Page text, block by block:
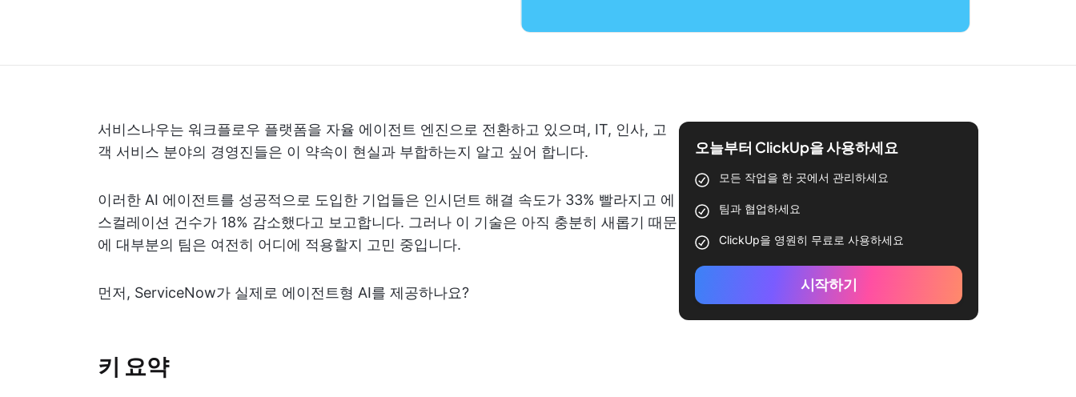
서비스나우는 워크플로우 플랫폼을 자율 에이전트 엔진으로 전환하고 있으며, IT, 인사, 고
객 서비스 분야의 경영진들은 이 약속이 현실과 부합하는지 알고 싶어 합니다.
이러한 AI 에이전트를 성공적으로 도입한 기업들은 인시던트 해결 속도가 33% 빨라지고 에
스컬레이션 건수가 18% 감소했다고 보고합니다. 그러나 이 기술은 아직 충분히 새롭기 때문
에 대부분의 팀은 여전히 어디에 적용할지 고민 중입니다.
먼저, ServiceNow가 실제로 에이전트형 AI를 제공하나요?
키 요약
오늘부터 ClickUp을 사용하세요
모든 작업을 한 곳에서 관리하세요
팀과 협업하세요
ClickUp을 영원히 무료로 사용하세요
시작하기